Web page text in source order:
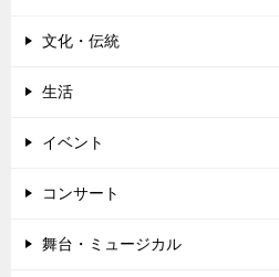
文化・伝統
生活
イベント
コンサート
舞台・ミュージカル